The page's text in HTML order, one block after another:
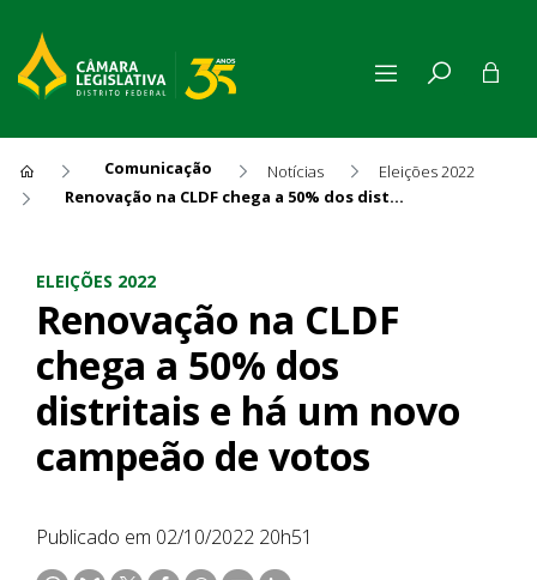
Comunicação Notícias
Eleições 2022
Renovação na CLDF chega a 50% dos distritais e há um novo campeão de votos
ELEIÇÕES 2022
Renovação na CLDF
chega a 50% dos
distritais e há um novo
campeão de votos
Publicado em 02/10/2022 20h51